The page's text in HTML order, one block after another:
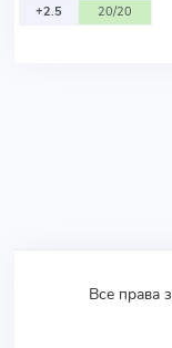
+2.5
20/20
Все права